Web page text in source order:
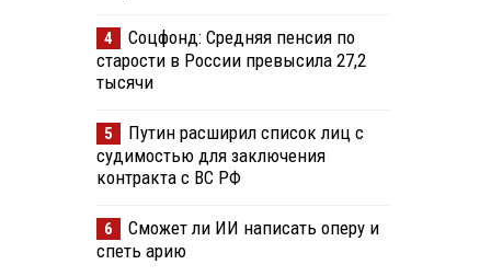
4
Соцфонд: Средняя пенсия по
старости в России превысила 27,2
тысячи
5
Путин расширил список лиц с
судимостью для заключения
контракта с ВС РФ
6
Сможет ли ИИ написать оперу и
спеть арию